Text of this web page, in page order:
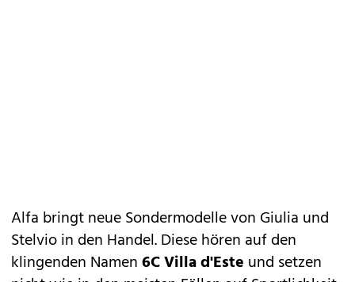
Alfa bringt neue Sondermodelle von Giulia und
Stelvioin den Handel. Diese hören auf den
klingenden Namen6C Villa d'Este und setzen